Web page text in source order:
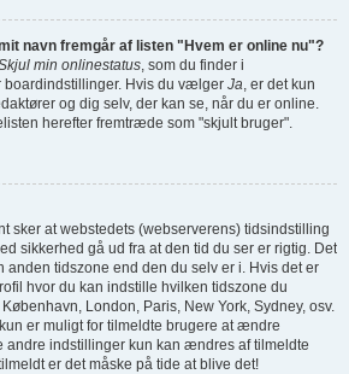
navn fremgår af listen "Hvem er online nu"?
min onlinestatus , som du finder i
Hvis du vælger Ja , er det kun
og dig selv, der kan se, når du er online.
herefter fremtræde som "skjult bruger".
sker at webstedets (webserverens) tidsindstilling
sikkerhed gå ud fra at den tid du ser er rigtig. Det
anden tidszone end den du selv er i. Hvis det er
hvor du kan indstille hvilken tidszone du
London, Paris, New York, Sydney, osv.
er muligt for tilmeldte brugere at ændre
andre indstillinger kun kan ændres af tilmeldte
er det måske på tide at blive det!